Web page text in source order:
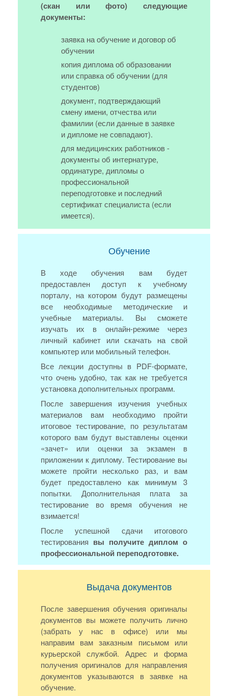
(скан или фото) следующие
документы:
заявка на обучение и договор об
обучении
копия диплома об образовании
или справка об обучении (для
студентов)
документ, подтверждающий
смену имени, отчества или
фамилии (если данные в заявке
и дипломе не совпадают).
для медицинских работников -
документы об интернатуре,
ординатуре, дипломы о
профессиональной
переподготовке и последний
сертификат специалиста (если
имеется).
Обучение
В ходе обучения вам будет
предоставлен доступ к учебному
порталу, на котором будут размещены
все необходимые методические и
учебные материалы. Вы сможете
изучать их в онлайн-режиме через
личный кабинет или скачать на свой
компьютер или мобильный телефон.
Все лекции доступны в PDF-формате,
что очень удобно, так как не требуется
установка дополнительных программ.
После завершения изучения учебных
материалов вам необходимо пройти
итоговое тестирование, по результатам
которого вам будут выставлены оценки
«зачет» или оценки за экзамен в
приложении к диплому. Тестирование вы
можете пройти несколько раз, и вам
будет предоставлено как минимум 3
попытки. Дополнительная плата за
тестирование во время обучения не
взимается!
После успешной сдачи итогового
тестирования вы получите диплом о
профессиональной переподготовке.
Выдача документов
После завершения обучения оригиналы
документов вы можете получить лично
(забрать у нас в офисе) или мы
направим вам заказным письмом или
курьерской службой. Адрес и форма
получения оригиналов для направления
документов указываются в заявке на
обучение.